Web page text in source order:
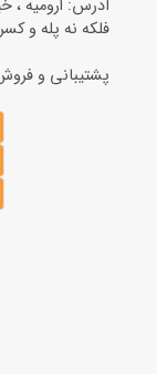
فلكه نه پله و
پشتیبانی و